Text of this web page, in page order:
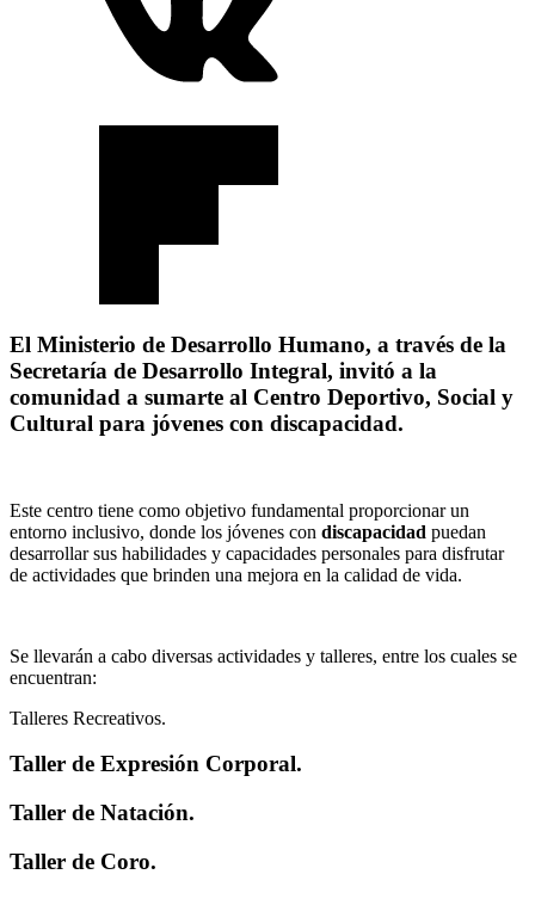
El Ministerio de Desarrollo Humano, a través de la
Secretaría de Desarrollo Integral, invitó a la
comunidad a sumarte al Centro Deportivo, Social y
Cultural para jóvenes con discapacidad.
Este centro tiene como objetivo fundamental proporcionar un
entorno inclusivo, donde los jóvenes con discapacidad puedan
desarrollar sus habilidades y capacidades personales para disfrutar
de actividades que brinden una mejora en la calidad de vida.
Se llevarán a cabo diversas actividades y talleres, entre los cuales se
encuentran:
Talleres Recreativos.
Taller de Expresión Corporal.
Taller de Natación.
Taller de Coro.